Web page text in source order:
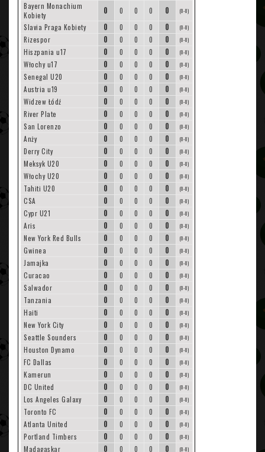
Bayern Monachium
Kobiety
0 0 0 0 0 (0-0)
Slavia Praga Kobiety 0 0 0 0 0 (0-0)
Rizespor 0 0 0 0 0 (0-0)
Hiszpania u17 0 0 0 0 0 (0-0)
Włochy u17 0 0 0 0 0 (0-0)
Senegal U20 0 0 0 0 0 (0-0)
Austria u19 0 0 0 0 0 (0-0)
Widzew Łódź 0 0 0 0 0 (0-0)
River Plate 0 0 0 0 0 (0-0)
San Lorenzo 0 0 0 0 0 (0-0)
Anży 0 0 0 0 0 (0-0)
Derry City 0 0 0 0 0 (0-0)
Meksyk U20 0 0 0 0 0 (0-0)
Włochy U20 0 0 0 0 0 (0-0)
Tahiti U20 0 0 0 0 0 (0-0)
CSA 0 0 0 0 0 (0-0)
Cypr U21 0 0 0 0 0 (0-0)
Aris 0 0 0 0 0 (0-0)
New York Red Bulls 0 0 0 0 0 (0-0)
Gwinea 0 0 0 0 0 (0-0)
Jamajka 0 0 0 0 0 (0-0)
Curacao 0 0 0 0 0 (0-0)
Salwador 0 0 0 0 0 (0-0)
Tanzania 0 0 0 0 0 (0-0)
Haiti 0 0 0 0 0 (0-0)
New York City 0 0 0 0 0 (0-0)
Seattle Sounders 0 0 0 0 0 (0-0)
Houston Dynamo 0 0 0 0 0 (0-0)
FC Dallas 0 0 0 0 0 (0-0)
Kamerun 0 0 0 0 0 (0-0)
DC United 0 0 0 0 0 (0-0)
Los Angeles Galaxy 0 0 0 0 0 (0-0)
Toronto FC 0 0 0 0 0 (0-0)
Atlanta United 0 0 0 0 0 (0-0)
Portland Timbers 0 0 0 0 0 (0-0)
Madagaskar 0 0 0 0 0 (0-0)